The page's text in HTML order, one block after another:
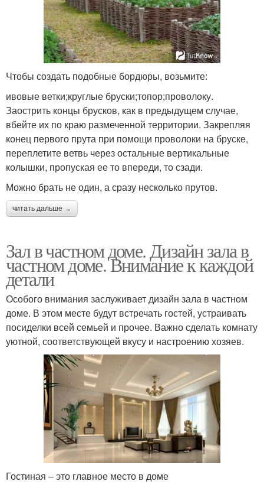
Чтобы создать подобные бордюры, возьмите:
ивовые ветки;круглые бруски;топор;проволоку.
Заострить концы брусков, как в предыдущем случае,
вбейте их по краю размеченной территории. Закрепляя
конец первого прута при помощи проволоки на бруске,
переплетите ветвь через остальные вертикальные
колышки, пропуская ее то впереди, то сзади.
Можно брать не один, а сразу несколько прутов.
читать дальше →
Зал в частном доме. Дизайн зала в
частном доме. Внимание к каждой
детали
Особого внимания заслуживает дизайн зала в частном
доме. В этом месте будут встречать гостей, устраивать
посиделки всей семьей и прочее. Важно сделать комнату
уютной, соответствующей вкусу и настроению хозяев.
Гостиная – это главное место в доме